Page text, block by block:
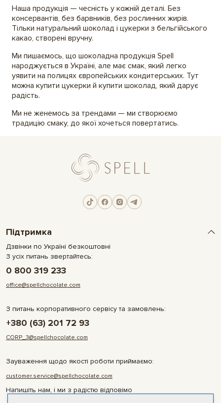
Наша продукція — чесність у кожній деталі. Без
консервантів, без барвників, без рослинних жирів.
Тільки натуральний шоколад і цукерки з бельгійського
какао, створені вручну.
Ми пишаємось, що шоколадна продукція Spell
народжується в Україні, але має смак, який легко
уявити на полицях європейських кондитерських. Тут
можна купити цукерки й купити шоколад, який дарує
радість.
Ми не женемось за трендами — ми створюємо
традицію смаку, до якої хочеться повертатись.
Підтримка
Дзвінки по Україні безкоштовні
З усіх питань звертайтесь:
0 800 319 233
office@spellchocolate.com
З питань корпоративного сервісу та замовлень:
+380 (63) 201 72 93
CORP_3@spellchocolate.com
Зауваження щодо якості роботи приймаємо:
customer.service@spellchocolate.com
Напишіть нам, і ми з радістю відповімо